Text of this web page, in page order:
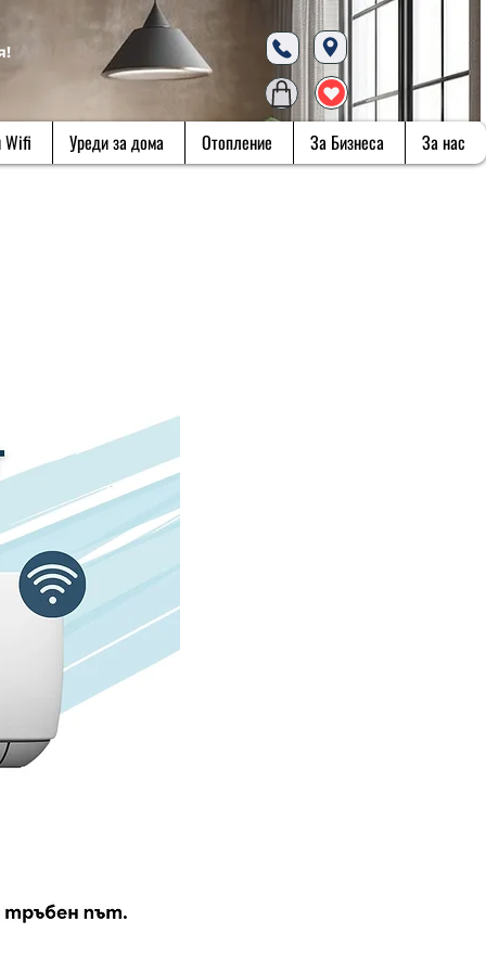
Wifi Уреди за дома Отопление За Бизнеса За нас